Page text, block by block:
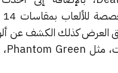
كذلك الكشف عن ألوان